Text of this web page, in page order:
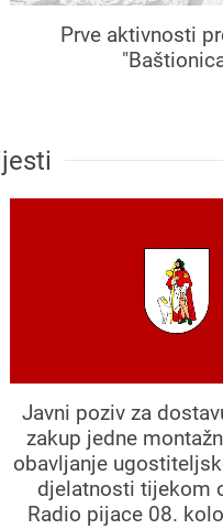
Prve aktivnosti
Javni poziv za
zakup jedne
obavljanje
djelatnosti tijekom
Radio pijace 08.